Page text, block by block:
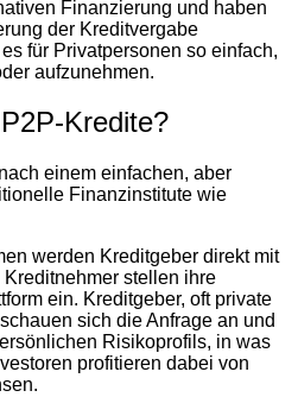
Finanzierung und haben
der Kreditvergabe
für Privatpersonen so einfach,
aufzunehmen.
Kredite?
einem einfachen, aber
Finanzinstitute wie
werden Kreditgeber direkt mit
stellen ihre
ein. Kreditgeber, oft private
sich die Anfrage an und
Risikoprofils, in was
profitieren dabei von